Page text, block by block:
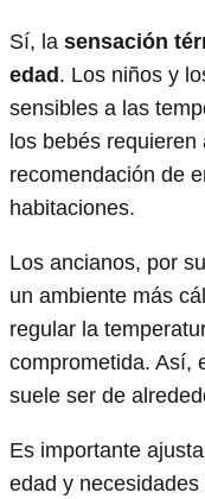
Sí, la sensación
edad . Los niños y
sensibles a las
los bebés
recomendación de
habitaciones.
Los ancianos, por
un ambiente más
regular la
comprometida. Así,
suele ser de
Es importante
edad y